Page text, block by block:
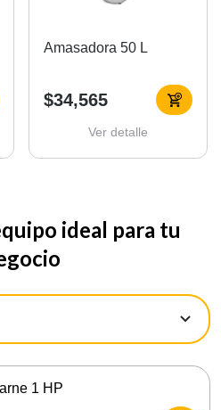
Amasadora 50 L
$34,565
Ver detalle
ideal para tu
1 HP